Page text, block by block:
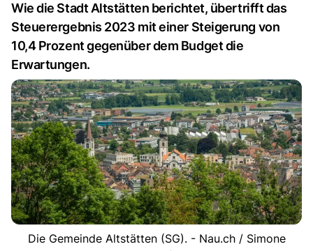
Wie die Stadt Altstätten berichtet, übertrifft das
Steuerergebnis 2023 mit einer Steigerung von
10,4 Prozent gegenüber dem Budget die
Erwartungen.
Die Gemeinde Altstätten (SG). - Nau.ch / Simone